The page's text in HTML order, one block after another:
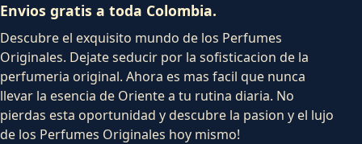
Envios gratis a toda Colombia.
Descubre el exquisito mundo de los Perfumes
Originales. Dejate seducir por la sofisticacion de la
perfumeria original. Ahora es mas facil que nunca
llevar la esencia de Oriente a tu rutina diaria. No
pierdas esta oportunidad y descubre la pasion y el lujo
de los Perfumes Originales hoy mismo!